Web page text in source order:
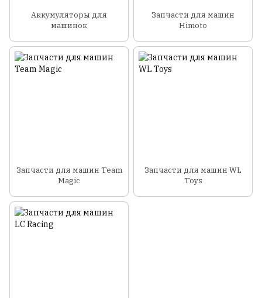
Аккумуляторы для
машинок
Запчасти для машин
Himoto
Запчасти для машин Team
Magic
Запчасти для машин WL
Toys